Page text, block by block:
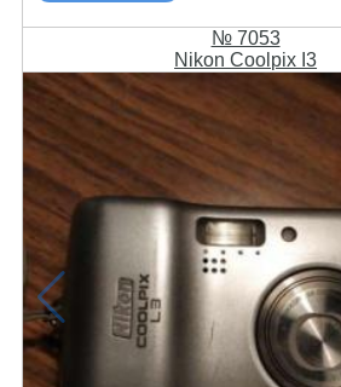
№ 7053
Nikon Coolpix I3